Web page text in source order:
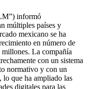
informó
múltiples países y
mexicano se ha
en número de
millones. La compañía
con un sistema
normativo y con un
lo que ha ampliado las
digitales para las